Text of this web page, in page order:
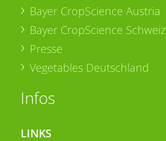
Bayer CropScience Austria
Bayer CropScience Schweiz
Presse
Vegetables Deutschland
Infos
LINKS